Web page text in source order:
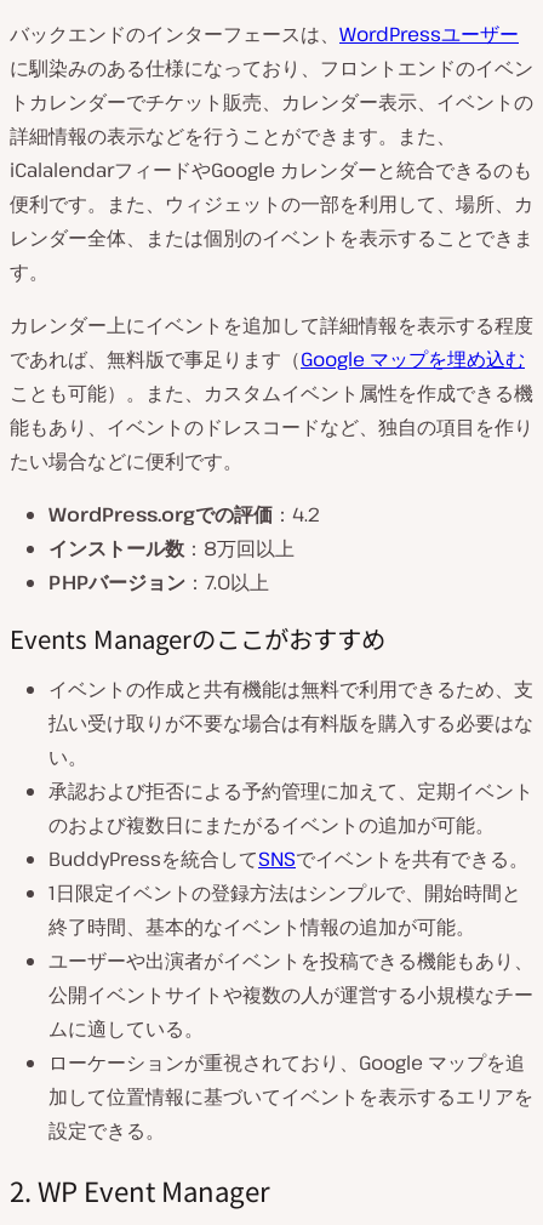
バックエンドのインターフェースは、 WordPressユーザー
に馴染みのある仕様になっており、フロントエンドのイベン
トカレンダーでチケット販売、カレンダー表示、イベントの
詳細情報の表示などを行うことができます。また、
iCalalendarフィードやGoogle カレンダーと統合できるのも
便利です。また、ウィジェットの一部を利用して、場所、カ
レンダー全体、または個別のイベントを表示することできま
す。
カレンダー上にイベントを追加して詳細情報を表示する程度
であれば、無料版で事足ります（Google マップを埋め込む
ことも可能）。また、カスタムイベント属性を作成できる機
能もあり、イベントのドレスコードなど、独自の項目を作り
たい場合などに便利です。
WordPress.orgでの評価 ：4.2
インストール数 ：8万回以上
PHPバージョン ：7.0以上
Events Managerのここがおすすめ
イベントの作成と共有機能は無料で利用できるため、支
払い受け取りが不要な場合は有料版を購入する必要はな
い。
承認および拒否による予約管理に加えて、定期イベント
のおよび複数日にまたがるイベントの追加が可能。
BuddyPressを統合してSNSでイベントを共有できる。
1日限定イベントの登録方法はシンプルで、開始時間と
終了時間、基本的なイベント情報の追加が可能。
ユーザーや出演者がイベントを投稿できる機能もあり、
公開イベントサイトや複数の人が運営する小規模なチー
ムに適している。
ローケーションが重視されており、Google マップを追
加して位置情報に基づいてイベントを表示するエリアを
設定できる。
2. WP Event Manager